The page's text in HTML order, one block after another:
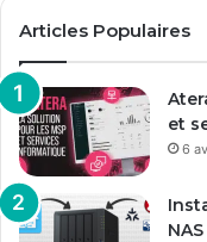
Articles Populaires
et
6